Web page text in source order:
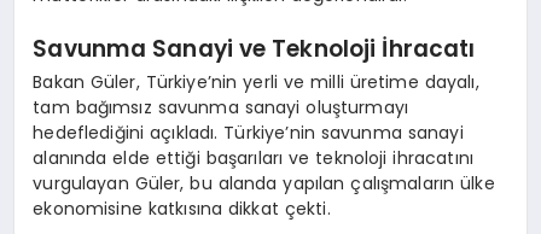
Savunma Sanayi ve Teknoloji İhracatı
Bakan Güler, Türkiye’nin yerli ve milli üretime dayalı,
tam bağımsız savunma sanayi oluşturmayı
hedeflediğini açıkladı. Türkiye’nin savunma sanayi
alanında elde ettiği başarıları ve teknoloji ihracatını
vurgulayan Güler, bu alanda yapılan çalışmaların ülke
ekonomisine katkısına dikkat çekti.